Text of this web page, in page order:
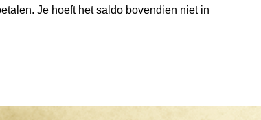
Je hoeft het saldo bovendien niet in
blijft gewoon op de bon staan en kan